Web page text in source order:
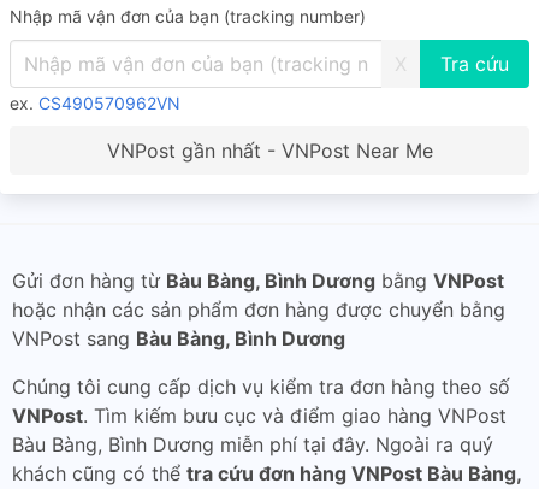
Nhập mã vận đơn của bạn (tracking number)
X
ex. CS490570962VN
VNPost gần nhất - VNPost Near Me
Gửi đơn hàng từ Bàu Bàng, Bình Dương bằng VNPost
hoặc nhận các sản phẩm đơn hàng được chuyển bằng
VNPost sang Bàu Bàng, Bình Dương
Chúng tôi cung cấp dịch vụ kiểm tra đơn hàng theo số
VNPost. Tìm kiếm bưu cục và điểm giao hàng VNPost
Bàu Bàng, Bình Dương miễn phí tại đây. Ngoài ra quý
khách cũng có thể tra cứu đơn hàng VNPost Bàu Bàng,